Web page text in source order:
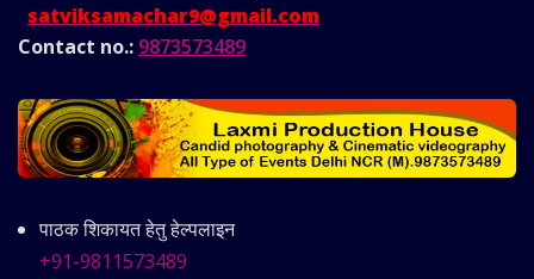
satviksamachar9@gmail.com
Contact no.: 9873573489
पाठक शिकायत हेतु हेल्पलाइन
+91-9811573489